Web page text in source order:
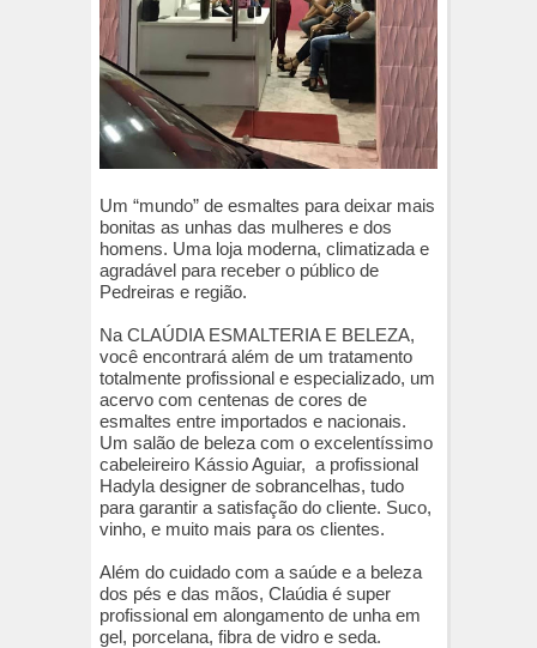
Um “mundo” de esmaltes para deixar mais
bonitas as unhas das mulheres e dos
homens. Uma loja moderna, climatizada e
agradável para receber o público de
Pedreiras e região.
Na CLAÚDIA ESMALTERIA E BELEZA,
você encontrará além de um tratamento
totalmente profissional e especializado, um
acervo com centenas de cores de
esmaltes entre importados e nacionais.
Um salão de beleza com o excelentíssimo
cabeleireiro Kássio Aguiar, a profissional
Hadyla designer de sobrancelhas, tudo
para garantir a satisfação do cliente. Suco,
vinho, e muito mais para os clientes.
Além do cuidado com a saúde e a beleza
dos pés e das mãos, Claúdia é super
profissional em alongamento de unha em
gel, porcelana, fibra de vidro e seda.